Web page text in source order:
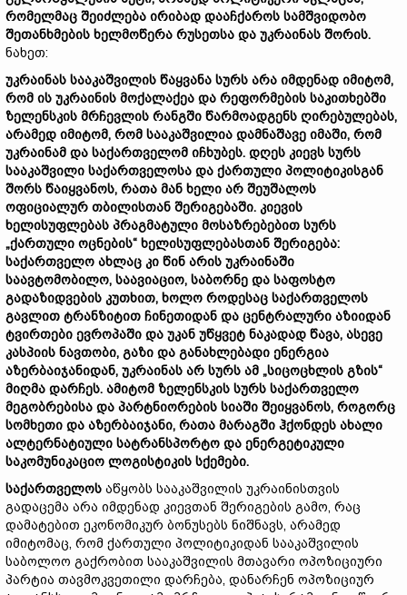
რომელმაც შეიძლება ირიბად დააჩქაროს სამშვიდობო
შეთანხმების ხელმოწერა რუსეთსა და უკრაინას შორის.
ნახეთ:
უკრაინას სააკაშვილის წაყვანა სურს არა იმდენად იმიტომ,
რომ ის უკრაინის მოქალაქეა და რეფორმების საკითხებში
ზელენსკის მრჩევლის რანგში წარმოადგენს ღირებულებას,
არამედ იმიტომ, რომ სააკაშვილია დამნაშავე იმაში, რომ
უკრაინამ და საქართველომ იჩხუბეს. დღეს კიევს სურს
სააკაშვილი საქართველოსა და ქართული პოლიტიკისგან
შორს წაიყვანოს, რათა მან ხელი არ შეუშალოს
ოფიციალურ თბილისთან შერიგებაში. კიევის
ხელისუფლებას პრაგმატული მოსაზრებებით სურს
„ქართული ოცნების“ ხელისუფლებასთან შერიგება:
საქართველო ახლაც კი წინ არის უკრაინაში
საავტომობილო, საავიაციო, საბორნე და საფოსტო
გადაზიდვების კუთხით, ხოლო როდესაც საქართველოს
გავლით ტრანზიტით ჩინეთიდან და ცენტრალური აზიიდან
ტვირთები ევროპაში და უკან უწყვეტ ნაკადად წავა, ასევე
კასპიის ნავთობი, გაზი და განახლებადი ენერგია
აზერბაიჯანიდან, უკრაინას არ სურს ამ „სიცოცხლის გზის“
მიღმა დარჩეს. ამიტომ ზელენსკის სურს საქართველო
მეგობრებისა და პარტნიორების სიაში შეიყვანოს, როგორც
სომხეთი და აზერბაიჯანი, რათა მარაგში ჰქონდეს ახალი
ალტერნატიული სატრანსპორტო და ენერგეტიკული
საკომუნიკაციო ლოგისტიკის სქემები.
საქართველოს აწყობს სააკაშვილის უკრაინისთვის
გადაცემა არა იმდენად კიევთან შერიგების გამო, რაც
დამატებით ეკონომიკურ ბონუსებს ნიშნავს, არამედ
იმიტომაც, რომ ქართული პოლიტიკიდან სააკაშვილის
საბოლოო გაქრობით სააკაშვილის მთავარი ოპოზიციური
პარტია თავმოკვეთილი დარჩება, დანარჩენ ოპოზიციურ